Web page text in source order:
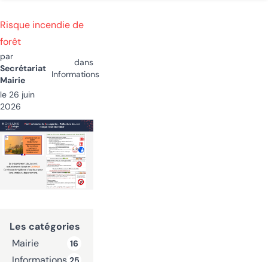
Risque incendie de
forêt
par
Secrétariat
Mairie
dans
Informations
le 26 juin
2026
Les catégories
Mairie
16